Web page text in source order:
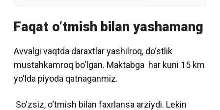
Faqat o‘tmish bilan yashamang
Avvalgi vaqtda daraxtlar yashilroq, do‘stlik
mustahkamroq bo‘lgan. Maktabga har kuni 15 km
yo‘lda piyoda qatnaganmiz.
So‘zsiz, o‘tmish bilan faxrlansa arziydi. Lekin